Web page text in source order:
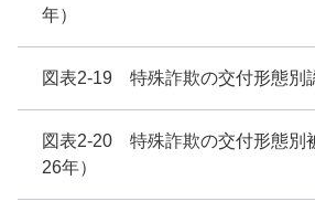
年）
図表2-19 特殊詐欺の交付形態別
図表2-20 特殊詐欺の交付形態別
26年）